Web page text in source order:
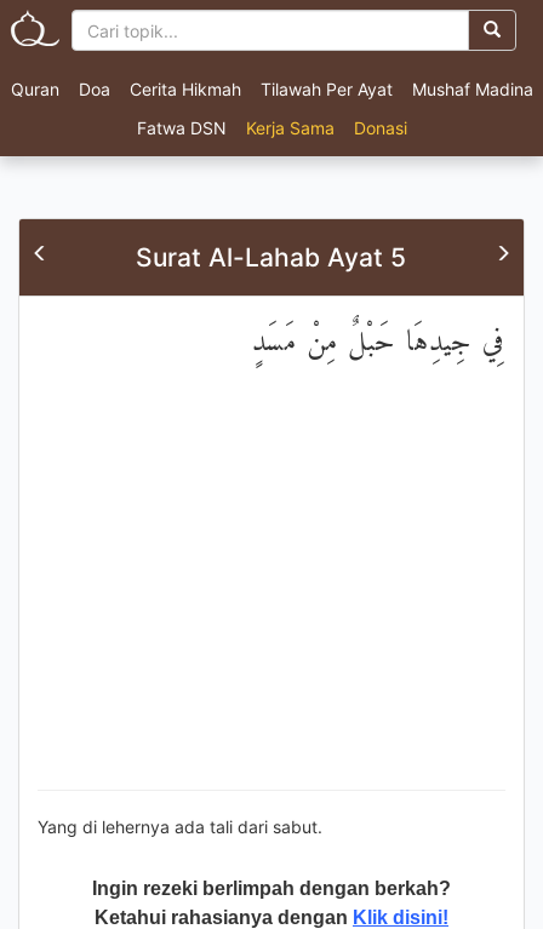
Quran Doa Cerita Hikmah Tilawah Per Ayat
Mushaf Madina
Fatwa DSN
Kerja Sama Donasi
Surat Al-Lahab Ayat 5
فِي جِيدِهَا حَبْلٌ مِنْ مَسَدٍ
Yang di lehernya ada tali dari sabut.
Ingin rezeki berlimpah dengan berkah?
Ketahui rahasianya dengan Klik disini!